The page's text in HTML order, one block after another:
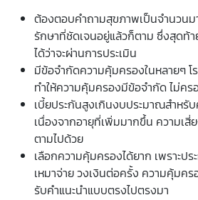
ต้องตอบคำถามสุขภาพเป็นจำนวนม
รักษาที่ชัดเจนอยู่แล้วก็ตาม ซึ่งสุดท้
ได้ว่าจะผ่านการประเมิน
มีข้อจำกัดความคุ้มครองในหลายๆ โ
ทำให้ความคุ้มครองมีข้อจำกัด ไม่
เบี้ยประกันสูงเกินงบประมาณสำหรั
เนื่องจากอายุที่เพิ่มมากขึ้น ความเ
ตามไปด้วย
เลือกความคุ้มครองได้ยาก เพราะป
เหมาจ่าย วงเงินต่อครั้ง ความคุ้มคร
รับคำแนะนำแบบตรงไปตรงมา